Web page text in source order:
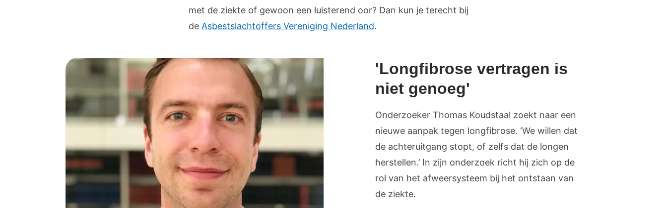
met de ziekte of gewoon een luisterend oor? Dan kun je terecht bij
de Asbestslachtoffers Vereniging Nederland.
'Longfibrose vertragen is
niet genoeg'
Onderzoeker Thomas Koudstaal zoekt naar een
nieuwe aanpak tegen longfibrose. ‘We willen dat
de achteruitgang stopt, of zelfs dat de longen
herstellen.’ In zijn onderzoek richt hij zich op de
rol van het afweersysteem bij het ontstaan van
de ziekte.